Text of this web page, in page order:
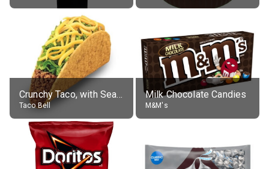
Crunchy Taco, with Seasoned Beef
Taco Bell
Milk Chocolate Candies
M&M's